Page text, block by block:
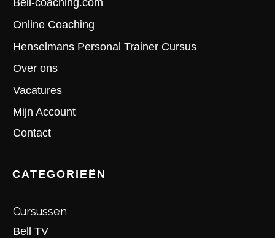
Online Coaching
Henselmans Personal Trainer Cursus
Over ons
Vacatures
Mijn Account
Contact
CATEGORIEËN
Cursussen
Bell TV